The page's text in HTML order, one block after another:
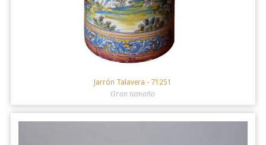
Jarrón Talavera - 71251
Gran tamaño